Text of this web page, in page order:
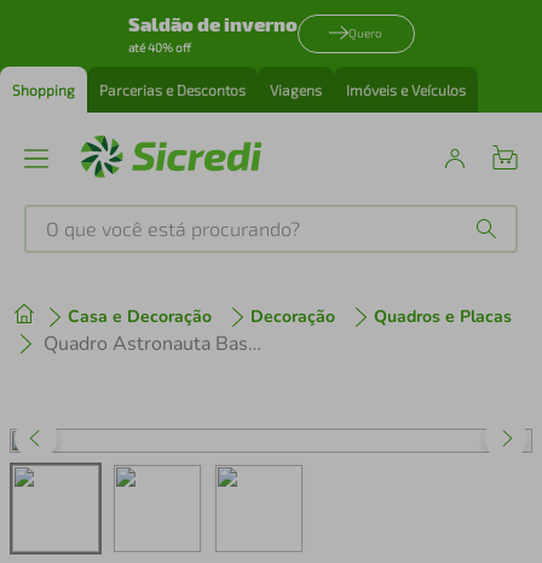
Saldão de inverno
até 40% off
Quero
Shopping Parcerias e Descontos Viagens Imóveis e Veículos
O que você está procurando?
Casa e Decoração Decoração Quadros e Placas
Quadro Astronauta Baseball 86x60 Caixa Preto
1º tenis
perfume